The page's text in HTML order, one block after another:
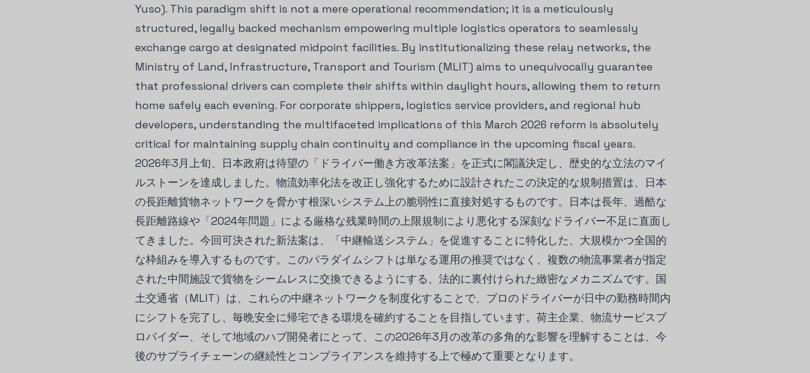
Yuso). This paradigm shift is not a mere operational recommendation; it is a meticulously
structured, legally backed mechanism empowering multiple logistics operators to seamlessly
exchange cargo at designated midpoint facilities. By institutionalizing these relay networks, the
Ministry of Land, Infrastructure, Transport and Tourism (MLIT) aims to unequivocally guarantee
that professional drivers can complete their shifts within daylight hours, allowing them to return
home safely each evening. For corporate shippers, logistics service providers, and regional hub
developers, understanding the multifaceted implications of this March 2026 reform is absolutely
critical for maintaining supply chain continuity and compliance in the upcoming fiscal years.
2026年3月上旬、日本政府は待望の「ドライバー働き方改革法案」を正式に閣議決定し、歴史的な立法のマイ
ルストーンを達成しました。物流効率化法を改正し強化するために設計されたこの決定的な規制措置は、日本
の長距離貨物ネットワークを脅かす根深いシステム上の脆弱性に直接対処するものです。日本は長年、過酷な
長距離路線や「2024年問題」による厳格な残業時間の上限規制により悪化する深刻なドライバー不足に直面し
てきました。今回可決された新法案は、「中継輸送システム」を促進することに特化した、大規模かつ全国的
な枠組みを導入するものです。このパラダイムシフトは単なる運用の推奨ではなく、複数の物流事業者が指定
された中間施設で貨物をシームレスに交換できるようにする、法的に裏付けられた緻密なメカニズムです。国
土交通省（MLIT）は、これらの中継ネットワークを制度化することで、プロのドライバーが日中の勤務時間内
にシフトを完了し、毎晩安全に帰宅できる環境を確約することを目指しています。荷主企業、物流サービスプ
ロバイダー、そして地域のハブ開発者にとって、この2026年3月の改革の多角的な影響を理解することは、今
後のサプライチェーンの継続性とコンプライアンスを維持する上で極めて重要となります。